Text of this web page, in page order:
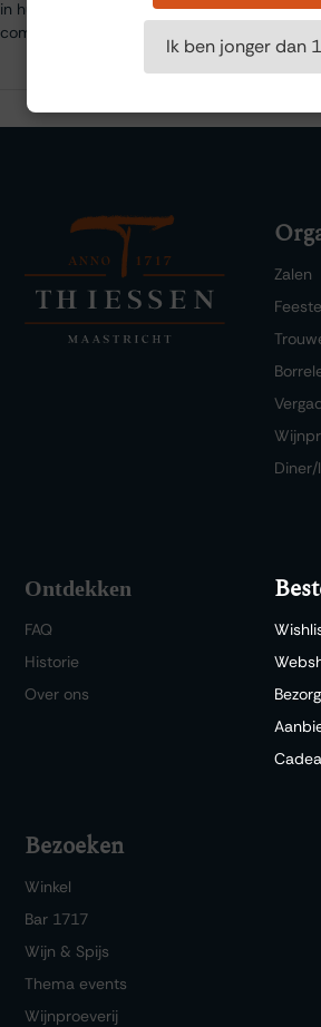
in hun assortiment, een wijn die finesse,
combineert en een bewijs is van hun
Zalen
Ontdekken
FAQ
Historie
Over ons
Bezoeken
Winkel
Bar 1717
Wijn & Spijs
Thema events
Wijnproeverij
Ik ben jonger dan